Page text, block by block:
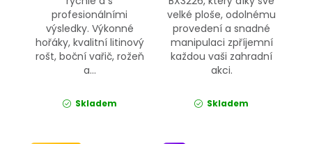
profesionálními
výsledky. Výkonné
hořáky, kvalitní litinový
rošt, boční vařič, rožeň
a...
Skladem
velké ploše, odolnému
provedení a snadné
manipulaci zpříjemní
každou vaši zahradní
akci.
Skladem